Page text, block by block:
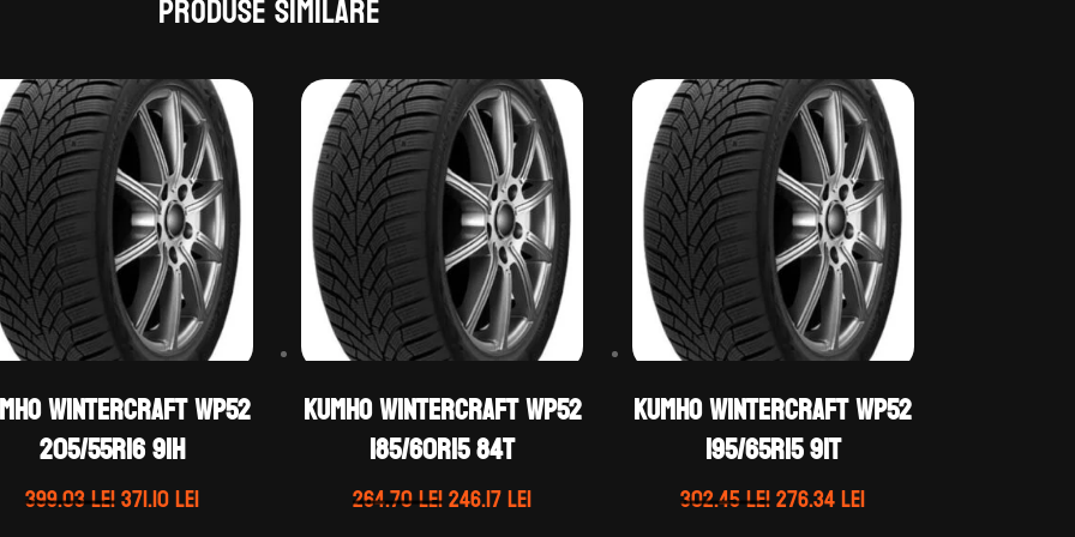
WINTERCRAFT WP52
205/55R16 91H
399.03leiPrețul
371.10leiPrețul
Kumho WINTERCRAFT WP52
185/60R15 84T
264.70leiPrețul
246.17leiPrețul
Kumho WINTERCRAFT WP52
195/65R15 91T
302.45leiPrețul
276.34leiPrețul